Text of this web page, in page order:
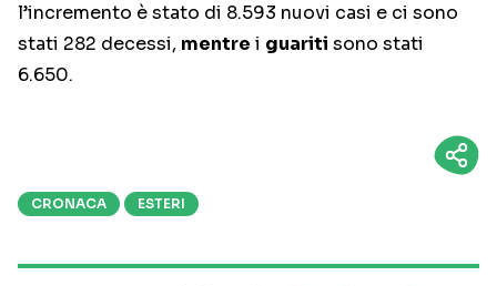
l’incremento è stato di 8.593 nuovi casi e ci sono
stati 282 decessi, mentre i guariti sono stati
6.650.
CRONACA ESTERI